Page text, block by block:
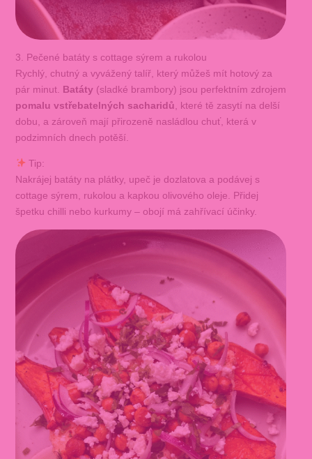
3. Pečené batáty s cottage sýrem a rukolou
Rychlý, chutný a vyvážený talíř, který můžeš mít hotový za
pár minut. Batáty(sladké brambory) jsou perfektním zdrojem
pomalu vstřebatelných sacharidů , které tě zasytí na delší
dobu, a zároveň mají přirozeně nasládlou chuť, která v
podzimních dnech potěší.
Tip:
Nakrájej batáty na plátky, upeč je dozlatova a podávej s
cottage sýrem, rukolou a kapkou olivového oleje. Přidej
špetku chilli nebo kurkumy – obojí má zahřívací účinky.